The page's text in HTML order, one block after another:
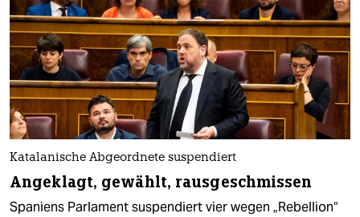
Katalanische Abgeordnete suspendiert
Angeklagt, gewählt, rausgeschmissen
Spaniens Parlament suspendiert vier wegen „Rebellion“